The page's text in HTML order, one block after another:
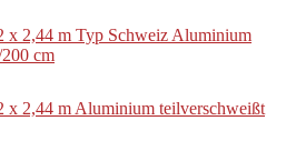
x 2,44 m Typ Schweiz Aluminium
cm
x 2,44 m Aluminium teilverschweißt